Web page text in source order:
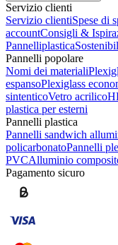
Servizio clienti
Servizio clientiSpese di
accountConsigli &
Pannelliplastica
Pannelli popolare
Nomi dei materiali
espansoPlexiglass
sintenticoVetro acrilico
plastica per esterni
Pannelli plastica
Pannelli sandwich
policarbonatoPannelli
PVCAlluminio
Pagamento sicuro